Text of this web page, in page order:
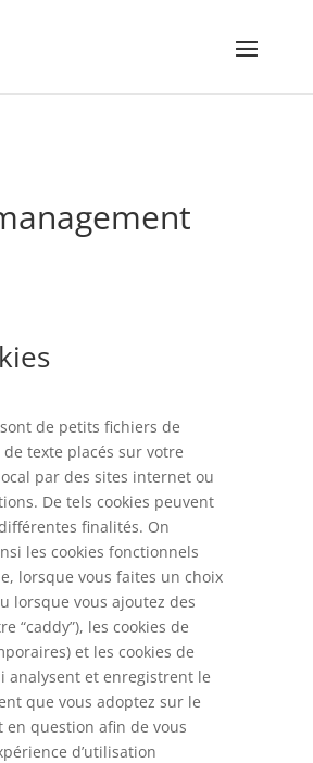
de petits fichiers de
texte placés sur votre
par des sites internet ou
De tels cookies peuvent
finalités. On
les cookies fonctionnels
lorsque vous faites un choix
lorsque vous ajoutez des
“caddy”), les cookies de
et les cookies de
analysent et enregistrent le
que vous adoptez sur le
question afin de vous
d’utilisation